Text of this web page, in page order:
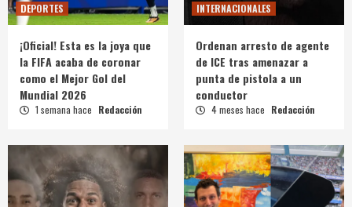
DEPORTES
¡Oficial! Esta es la joya que
la FIFA acaba de coronar
como el Mejor Gol del
Mundial 2026
1 semana hace Redacción
INTERNACIONALES
Ordenan arresto de agente
de ICE tras amenazar a
punta de pistola a un
conductor
4 meses hace Redacción